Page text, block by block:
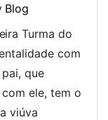
Blog
Turma do
com
que
ele, tem o
viúva